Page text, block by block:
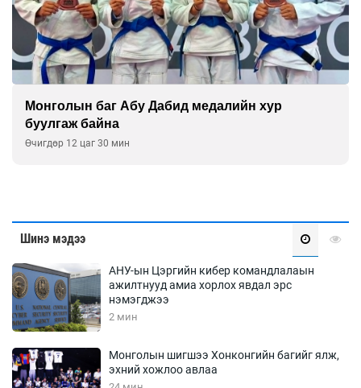
Монголын баг Абу Дабид медалийн хур
буулгаж байна
Өчигдөр 12 цаг 30 мин
Шинэ мэдээ
АНУ-ын Цэргийн кибер командлалаын
ажилтнууд амиа хорлох явдал эрс
нэмэгджээ
2 мин
Монголын шигшээ Хонконгийн багийг ялж,
эхний хожлоо авлаа